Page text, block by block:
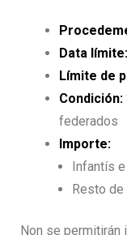
Data límite:
Límite de
Condición:
federados
Importe:
Infantís
Resto
Non se permitirán